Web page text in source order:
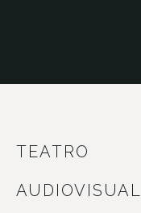
TEATRO
AUDIOVISUAL